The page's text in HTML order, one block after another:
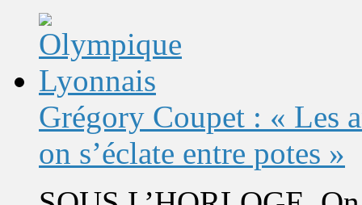
Grégory Coupet : « Les
on s’éclate entre potes »